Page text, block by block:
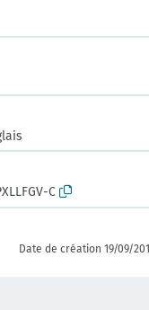
C
Date de création 19/09/